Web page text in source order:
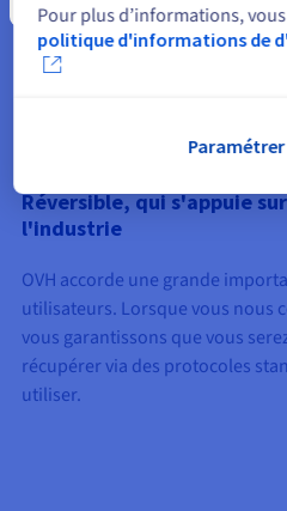
utilisez, et non le traffic entrant
Datacenters OVHCloud, vous
avec une facturation claire,
Réversible, qui s'appuie
l'industrie
OVH accorde une grande
utilisateurs. Lorsque vous nous
vous garantissons que vous
récupérer via des protocoles
utiliser.
Pour plus d’informations,
politique d'informations de
Paramétrer